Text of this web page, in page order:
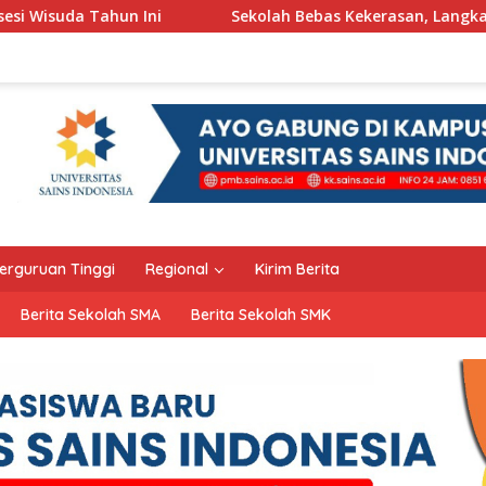
Sekolah Bebas Kekerasan, Langkah Pemkot Kediri
Tinggi Regional Kirim Berita
Berita Sekolah SMA Berita Sekolah SMK